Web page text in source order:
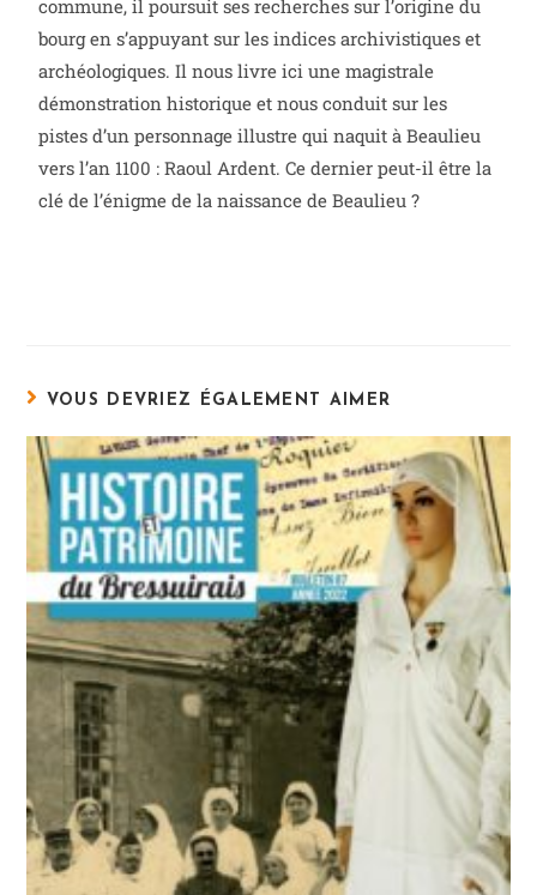
commune, il poursuit ses recherches sur l’origine du
bourg en s’appuyant sur les indices archivistiques et
archéologiques. Il nous livre ici une magistrale
démonstration historique et nous conduit sur les
pistes d’un personnage illustre qui naquit à Beaulieu
vers l’an 1100 : Raoul Ardent. Ce dernier peut-il être la
clé de l’énigme de la naissance de Beaulieu ?
VOUS DEVRIEZ ÉGALEMENT AIMER